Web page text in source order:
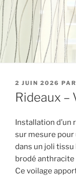
PUBLIÉ
LE
2 JUIN 2026 PAR
Rideaux –
Installation d’un
sur mesure pour
dans un joli
brodé
Ce voilage